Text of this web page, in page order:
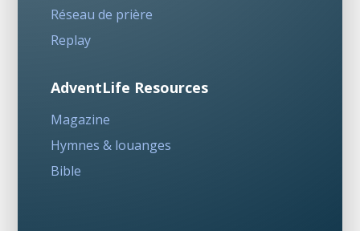
Réseau de prière
Replay
AdventLife Resources
Magazine
Hymnes & louanges
Bible